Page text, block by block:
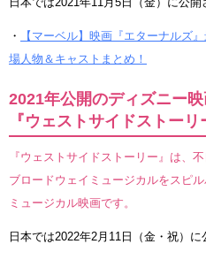
・
【マーベル】映画『エターナルズ
場人物＆キャストまとめ！
2021年公開のディズニー映
『ウェストサイドストーリ
『ウェストサイドストーリー』は、
ブロードウェイミュージカルをスピ
ミュージカル映画です。
日本では2022年2月11日（金・祝）に